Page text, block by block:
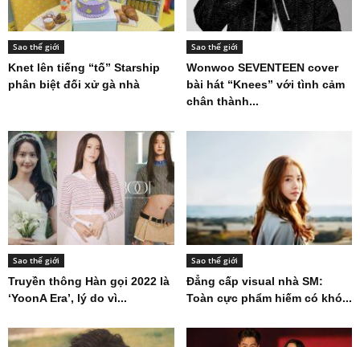
Sao thế giới
Knet lên tiếng “tố” Starship
phân biệt đối xử gà nhà
Sao thế giới
Wonwoo SEVENTEEN cover
bài hát “Knees” với tình cảm
chân thành...
Sao thế giới
Truyền thông Hàn gọi 2022 là
‘YoonA Era’, lý do vì...
Sao thế giới
Đẳng cấp visual nhà SM:
Toàn cực phẩm hiếm có khó...